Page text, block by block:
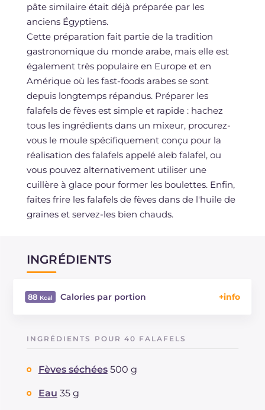
pâte similaire était déjà préparée par les
anciens Égyptiens.
Cette préparation fait partie de la tradition
gastronomique du monde arabe, mais elle est
également très populaire en Europe et en
Amérique où les fast-foods arabes se sont
depuis longtemps répandus. Préparer les
falafels de fèves est simple et rapide : hachez
tous les ingrédients dans un mixeur, procurez-
vous le moule spécifiquement conçu pour la
réalisation des falafels appelé aleb falafel, ou
vous pouvez alternativement utiliser une
cuillère à glace pour former les boulettes. Enfin,
faites frire les falafels de fèves dans de l'huile de
graines et servez-les bien chauds.
INGRÉDIENTS
88 Calories par portion
Graisses
dont acides gras saturés
INGRÉDIENTS POUR 40 FALAFELS
Fèves séchées 500 g
Eau 35 g